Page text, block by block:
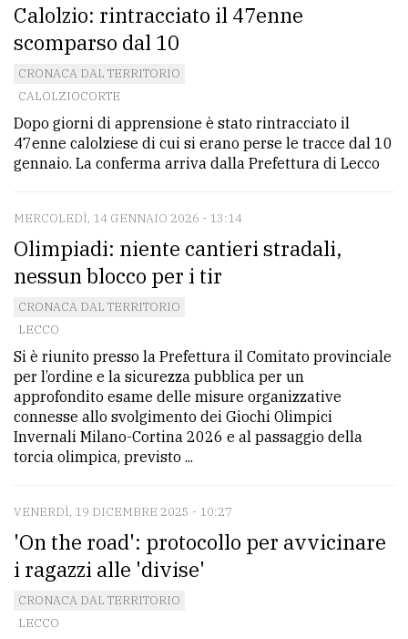
Calolzio: rintracciato il 47enne
scomparso dal 10
CRONACA DAL TERRITORIO
CALOLZIOCORTE
Dopo giorni di apprensione è stato rintracciato il
47enne calolziese di cui si erano perse le tracce dal 10
gennaio. La conferma arriva dalla Prefettura di Lecco
MERCOLEDÌ, 14 GENNAIO 2026 - 13:14
Olimpiadi: niente cantieri stradali,
nessun blocco per i tir
CRONACA DAL TERRITORIO
LECCO
Si è riunito presso la Prefettura il Comitato provinciale
per l’ordine e la sicurezza pubblica per un
approfondito esame delle misure organizzative
connesse allo svolgimento dei Giochi Olimpici
Invernali Milano-Cortina 2026 e al passaggio della
torcia olimpica, previsto ...
VENERDÌ, 19 DICEMBRE 2025 - 10:27
'On the road': protocollo per avvicinare
i ragazzi alle 'divise'
CRONACA DAL TERRITORIO
LECCO